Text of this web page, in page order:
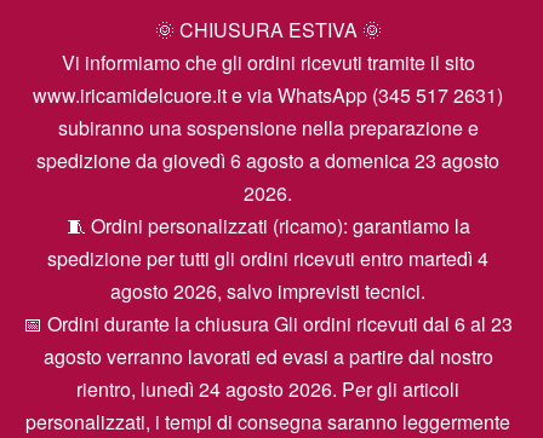
🌞 CHIUSURA ESTIVA 🌞
Vi informiamo che gli ordini ricevuti tramite il sito
www.iricamidelcuore.it e via WhatsApp (345 517 2631)
subiranno una sospensione nella preparazione e
spedizione da giovedì 6 agosto a domenica 23 agosto
2026.
🧵 Ordini personalizzati (ricamo): garantiamo la
spedizione per tutti gli ordini ricevuti entro martedì 4
agosto 2026, salvo imprevisti tecnici.
📅 Ordini durante la chiusura Gli ordini ricevuti dal 6 al 23
agosto verranno lavorati ed evasi a partire dal nostro
rientro, lunedì 24 agosto 2026. Per gli articoli
personalizzati, i tempi di consegna saranno leggermente